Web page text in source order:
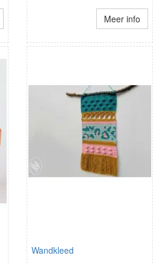
Meer info
Wandkleed